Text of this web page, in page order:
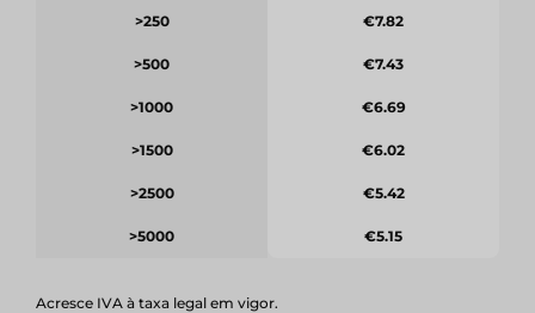
>250
>500
>1000
>1500
>2500
>5000
€7.82
€7.43
€6.69
€6.02
€5.42
€5.15
Acresce IVA à taxa legal em vigor.